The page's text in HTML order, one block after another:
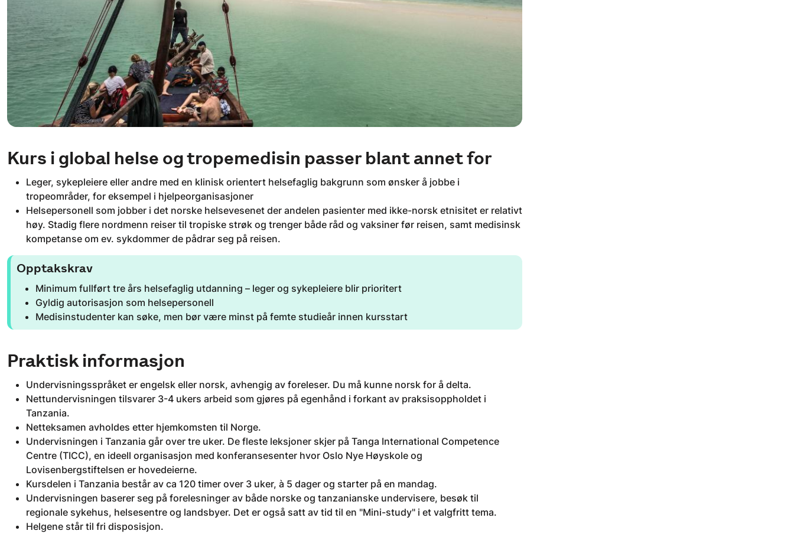
Kurs i global helse og tropemedisin passer blant annet for
Leger, sykepleiere eller andre med en klinisk orientert helsefaglig bakgrunn som ønsker å jobbe i
tropeområder, for eksempel i hjelpeorganisasjoner
Helsepersonell som jobber i det norske helsevesenet der andelen pasienter med ikke-norsk etnisitet er relativt
høy. Stadig flere nordmenn reiser til tropiske strøk og trenger både råd og vaksiner før reisen, samt medisinsk
kompetanse om ev. sykdommer de pådrar seg på reisen.
Opptakskrav
Minimum fullført tre års helsefaglig utdanning – leger og sykepleiere blir prioritert
Gyldig autorisasjon som helsepersonell
Medisinstudenter kan søke, men bør være minst på femte studieår innen kursstart
Praktisk informasjon
Undervisningsspråket er engelsk eller norsk, avhengig av foreleser. Du må kunne norsk for å delta.
Nettundervisningen tilsvarer 3-4 ukers arbeid som gjøres på egenhånd i forkant av praksisoppholdet i
Tanzania.
Netteksamen avholdes etter hjemkomsten til Norge.
Undervisningen i Tanzania går over tre uker. De fleste leksjoner skjer på Tanga International Competence
Centre (TICC), en ideell organisasjon med konferansesenter hvor Oslo Nye Høyskole og
Lovisenbergstiftelsen er hovedeierne.
Kursdelen i Tanzania består av ca 120 timer over 3 uker, à 5 dager og starter på en mandag.
Undervisningen baserer seg på forelesninger av både norske og tanzanianske undervisere, besøk til
regionale sykehus, helsesentre og landsbyer. Det er også satt av tid til en "Mini-study" i et valgfritt tema.
Helgene står til fri disposisjon.